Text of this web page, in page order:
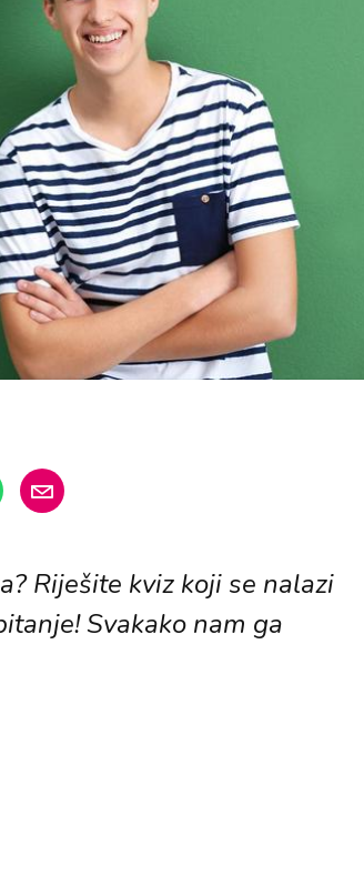
Riješite kviz koji se nalazi
Svakako nam ga